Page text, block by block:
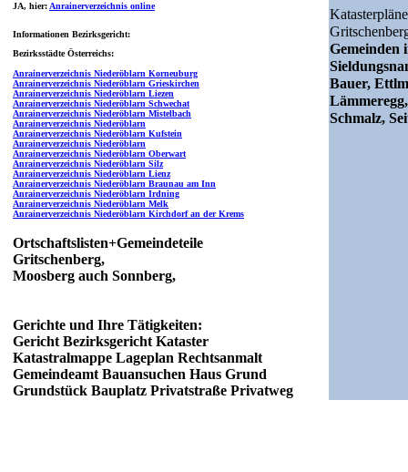
JA, hier: Anrainerverzeichnis online
Informationen Bezirksgericht:
Bezirksstädte Österreichs:
Anrainerverzeichnis Niederöblarn Korneuburg
Anrainerverzeichnis Niederöblarn Grieskirchen
Anrainerverzeichnis Niederöblarn Liezen
Anrainerverzeichnis Niederöblarn Schwechat
Anrainerverzeichnis Niederöblarn Mistelbach
Anrainerverzeichnis Niederöblarn
Anrainerverzeichnis Niederöblarn Kufstein
Anrainerverzeichnis Niederöblarn
Anrainerverzeichnis Niederöblarn Oberwart
Anrainerverzeichnis Niederöblarn Silz
Anrainerverzeichnis Niederöblarn Lienz
Anrainerverzeichnis Niederöblarn Braunau am Inn
Anrainerverzeichnis Niederöblarn Irdning
Anrainerverzeichnis Niederöblarn Melk
Anrainerverzeichnis Niederöblarn Kirchdorf an der Krems
Ortschaftslisten+Gemeindeteile
Gritschenberg,
Moosberg auch Sonnberg,
Gerichte und Ihre Tätigkeiten:
Gericht Bezirksgericht Kataster
Katastralmappe Lageplan Rechtsanmalt
Gemeindeamt Bauansuchen Haus Grund
Grundstück Bauplatz Privatstraße Privatweg
Gemeinden
Bauer,
Schmalz,